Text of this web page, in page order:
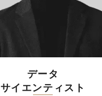
データ
サイエンティスト